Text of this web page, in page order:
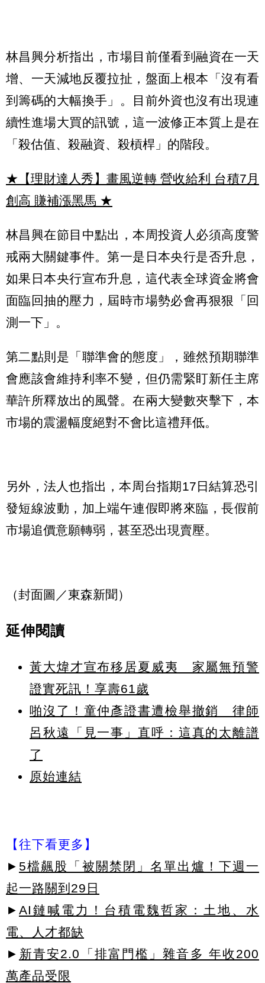
林昌興分析指出，市場目前僅看到融資在一天
增、一天減地反覆拉扯，盤面上根本「沒有看
到籌碼的大幅換手」。目前外資也沒有出現連
續性進場大買的訊號，這一波修正本質上是在
「殺估值、殺融資、殺槓桿」的階段。
★【理財達人秀】畫風逆轉 營收給利 台積7月
創高 賺補漲黑馬 ★
林昌興在節目中點出，本周投資人必須高度警
戒兩大關鍵事件。第一是日本央行是否升息，
如果日本央行宣布升息，這代表全球資金將會
面臨回抽的壓力，屆時市場勢必會再狠狠「回
測一下」。
第二點則是「聯準會的態度」，雖然預期聯準
會應該會維持利率不變，但仍需緊盯新任主席
華許所釋放出的風聲。在兩大變數夾擊下，本
市場的震盪幅度絕對不會比這禮拜低。
另外，法人也指出，本周台指期17日結算恐引
發短線波動，加上端午連假即將來臨，長假前
市場追價意願轉弱，甚至恐出現賣壓。
（封面圖／東森新聞）
延伸閱讀
黃大煒才宣布移居夏威夷 家屬無預警
證實死訊！享壽61歲
啪沒了！童仲彥證書遭檢舉撤銷 律師
呂秋遠「見一事」直呼：這真的太離譜
了
原始連結
【往下看更多】
► 5檔飆股「被關禁閉」名單出爐！下週一
起一路關到29日
► AI鏈喊電力！台積電魏哲家：土地、水
電、人才都缺
► 新青安2.0「排富門檻」雜音多 年收200
萬產品受限